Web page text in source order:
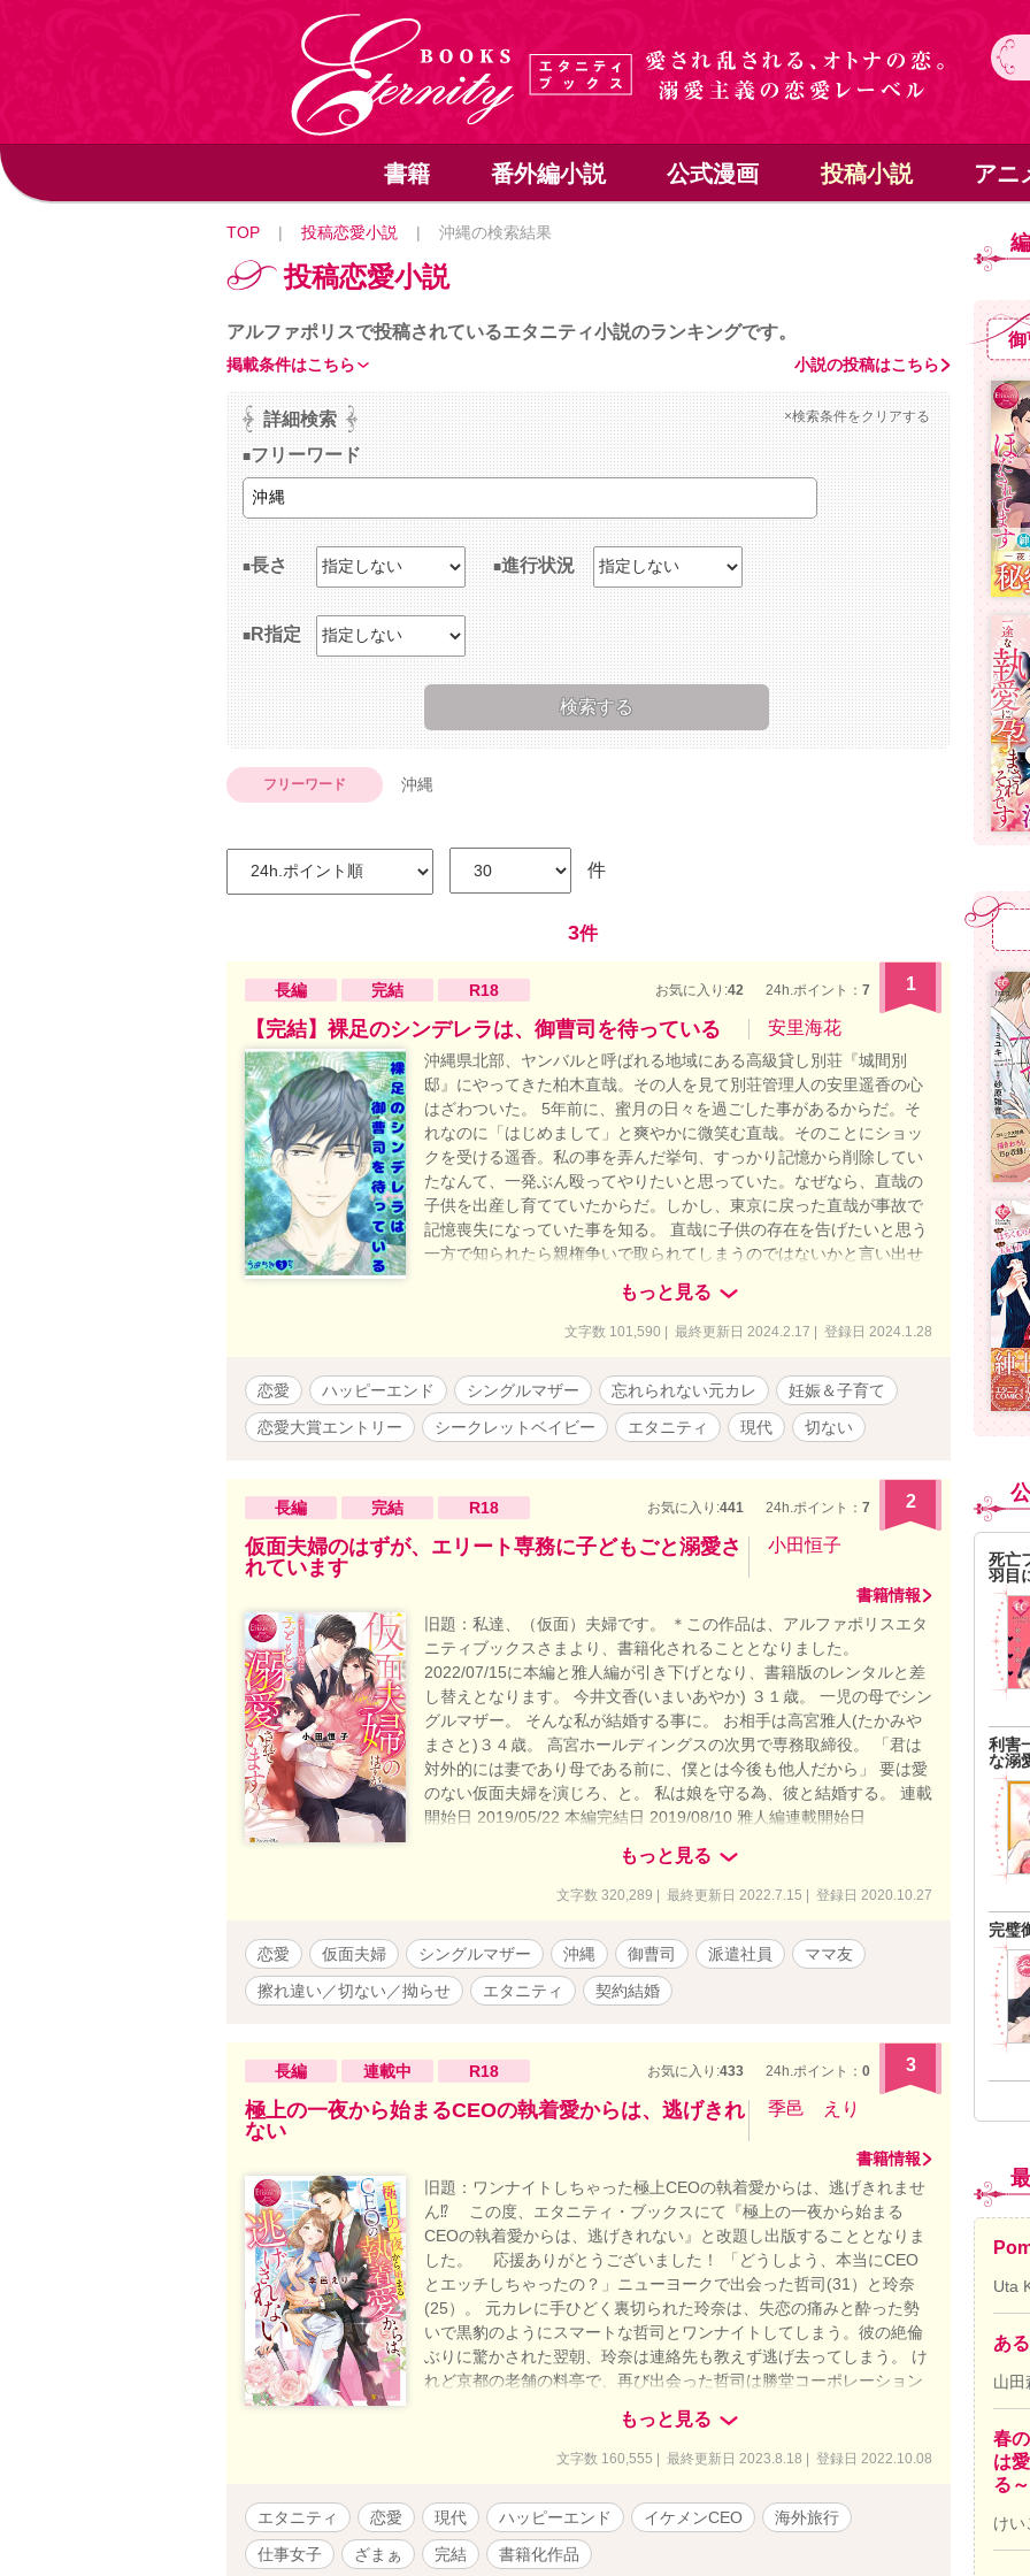
書籍 番外編小説 公式漫画 投稿小説 アニ
TOP | 投稿恋愛小説 | 沖縄の検索結果
投稿恋愛小説
アルファポリスで投稿されているエタニティ小説のランキングです。
小説の投稿はこちら
掲載条件はこちら
詳細検索 ×検索条件をクリアする
フリーワード
長さ 進行状況
R指定
フリーワード 沖縄
件
3件
長編 完結 R18 お気に入り:42 24h.ポイント： 7 1
【完結】裸足のシンデレラは、御曹司を待っている 安里海花
沖縄県北部、ヤンバルと呼ばれる地域にある高級貸し別荘『城間別
邸』にやってきた柏木直哉。その人を見て別荘管理人の安里遥香の心
はざわついた。 5年前に、蜜月の日々を過ごした事があるからだ。そ
れなのに「はじめまして」と爽やかに微笑む直哉。そのことにショッ
クを受ける遥香。私の事を弄んだ挙句、すっかり記憶から削除してい
たなんて、一発ぶん殴ってやりたいと思っていた。なぜなら、直哉の
子供を出産し育てていたからだ。しかし、東京に戻った直哉が事故で
記憶喪失になっていた事を知る。 直哉に子供の存在を告げたいと思う
一方で知られたら親権争いで取られてしまうのではないかと言い出せ
ずにいた所、幼馴染で年下だが頼りになる陽太に告白をされる。幸せ
な家族の形とは？悩む遥香。直哉への想いに気付き記憶を取り戻して
もらいたいと思い出の場所をめぐる。そんなある日、道に飛び出した
クで直哉の記憶が戻る。想いを伝え合い、直哉と子供の対面を果た
し、ぎこちないながらも家族の形を模索する。大好きな沖縄を離れて
東京に行く事をためらうが前を向いて歩むと決心する。 テーマは家族
の形 安里遥香 29歳 シングルマザー 柏木直哉 32歳 Kロジスティ
ストは、自作です。
もっと見る
文字数 101,590 | 最終更新日 2024.2.17 | 登録日 2024.1.28
恋愛 ハッピーエンド シングルマザー 忘れられない元カレ
妊娠＆子育て
恋愛大賞エントリー
シークレットベイビー エタニティ 現代 切ない
長編 完結 R18 お気に入り:441 24h.ポイント： 7 2
仮面夫婦のはずが、エリート専務に子どもごと溺愛さ
れています
小田恒子
書籍情報
旧題：私達、（仮面）夫婦です。 ＊この作品は、アルファポリスエタ
ニティブックスさまより、書籍化されることとなりました。
2022/07/15に本編と雅人編が引き下げとなり、書籍版のレンタルと差
し替えとなります。 今井文香(いまいあやか) ３１歳。 一児の母でシン
グルマザー。 そんな私が結婚する事に。 お相手は高宮雅人(たかみや
まさと)３４歳。 高宮ホールディングスの次男で専務取締役。 「君は
対外的には妻であり母である前に、僕とは今後も他人だから」 要は愛
のない仮面夫婦を演じろ、と。 私は娘を守る為、彼と結婚する。 連載
開始日 2019/05/22 本編完結日 2019/08/10 雅人編連載開始日
2019/08/24 雅人編完結日 2019/10/03 (本編書籍化にあたり、こちらは
多大なネタバレがあるため取り下げしております) 史那編開始
2020/01/21 史那編完結日 2020/04/01 2019/08/20ー08/21 ベリーズ
い、ベリーズさんのサイトは引き下げた上で削除しております) 作品
の無断転載はご遠慮ください。
もっと見る
文字数 320,289 | 最終更新日 2022.7.15 | 登録日 2020.10.27
恋愛 仮面夫婦 シングルマザー 沖縄 御曹司 派遣社員
ママ友
擦れ違い／切ない／拗らせ
エタニティ 契約結婚
長編 連載中 R18 お気に入り:433 24h.ポイント： 0 3
極上の一夜から始まるCEOの執着愛からは、逃げきれ
ない
季邑 えり
書籍情報
旧題：ワンナイトしちゃった極上CEOの執着愛からは、逃げきれませ
ん⁉ この度、エタニティ・ブックスにて『極上の一夜から始まる
CEOの執着愛からは、逃げきれない』と改題し出版することとなりま
した。 応援ありがとうございました！ 「どうしよう、本当にCEO
とエッチしちゃったの？」ニューヨークで出会った哲司(31）と玲奈
(25）。 元カレに手ひどく裏切られた玲奈は、失恋の痛みと酔った勢
いで黒豹のようにスマートな哲司とワンナイトしてしまう。彼の絶倫
ぶりに驚かされた翌朝、玲奈は連絡先も教えず逃げ去ってしまう。 け
れど京都の老舗の料亭で、再び出会った哲司は勝堂コーポレーション
のCEOだった！しかも―― 「え？これってお見合い⁉ 私がCEOの哲
司さんと？」 「僕から逃げきれると思ってた？」 世界各地のホテルを
取材することになった玲奈とそれを追いかける哲司。 ヨーロッパに中
京都、沖縄、ニューヨーク、シンガポール、ロンドン、パリ、ロー
マ、モナコ、ウィーン、ドバイ、モルディブと世界各国を旅しながら
も、恋愛のドキドキ感を楽しむTLです！
もっと見る
文字数 160,555 | 最終更新日 2023.8.18 | 登録日 2022.10.08
エタニティ 恋愛 現代 ハッピーエンド イケメンCEO
海外旅行
仕事女子
ざまぁ 完結 書籍化作品
死亡
羽目
利害
な溺
完璧
Uta
あ
山田
春
は
る～
けい